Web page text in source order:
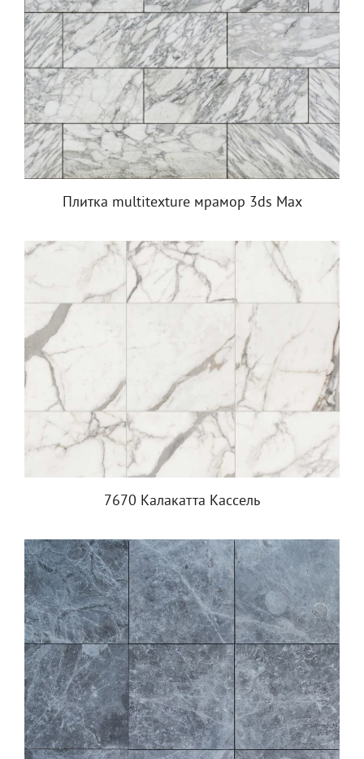
Плитка multitexture мрамор 3ds Max
7670 Калакатта Кассель